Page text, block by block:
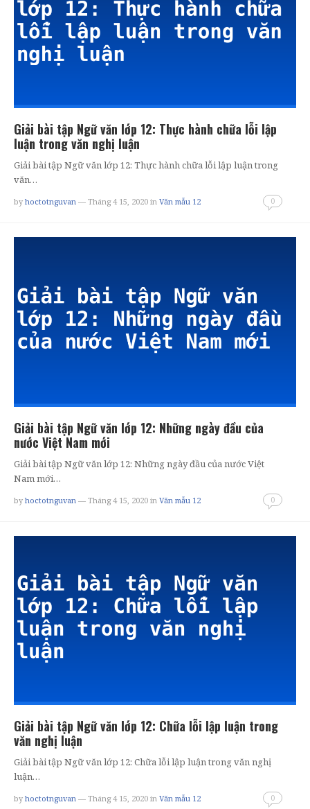
Giải bài tập Ngữ văn lớp 12: Thực hành chữa lỗi lập
luận trong văn nghị luận
Giải bài tập Ngữ văn lớp 12: Thực hành chữa lỗi lập luận trong
văn…
by hoctotnguvan — Tháng 4 15, 2020 in Văn mẫu 12 0
Giải bài tập Ngữ văn lớp 12: Những ngày đầu của
nước Việt Nam mới
Giải bài tập Ngữ văn lớp 12: Những ngày đầu của nước Việt
Nam mới…
by hoctotnguvan — Tháng 4 15, 2020 in Văn mẫu 12 0
Giải bài tập Ngữ văn lớp 12: Chữa lỗi lập luận trong
văn nghị luận
Giải bài tập Ngữ văn lớp 12: Chữa lỗi lập luận trong văn nghị
luận…
by hoctotnguvan — Tháng 4 15, 2020 in Văn mẫu 12 0